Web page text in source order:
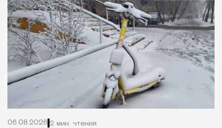
06.08.2026 2 мин. чтения